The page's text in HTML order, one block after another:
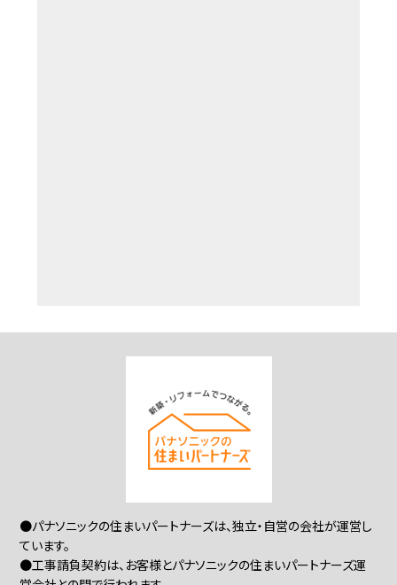
●パナソニックの住まいパートナーズは、独立・自営の会社が運営し
ています。
●工事請負契約は、お客様とパナソニックの住まいパートナーズ運